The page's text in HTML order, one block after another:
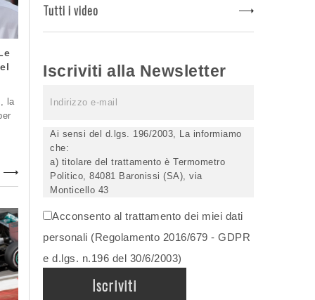
la
Tutti i video
Iscriviti alla Newsletter
Ai sensi del d.lgs. 196/2003, La informiamo
che:
a) titolare del trattamento è Termometro
Politico, 84081 Baronissi (SA), via
Monticello 43
elettronicamente) soltanto dagli incaricati
autorizzati, esclusivamente per dare corso
all'invio della newsletter e per l'invio (anche
via email) di informazioni relative alle
c) la comunicazione dei dati è facoltativa,
Acconsento al trattamento dei miei dati
personali (Regolamento 2016/679 - GDPR
e d.lgs. n.196 del 30/6/2003)